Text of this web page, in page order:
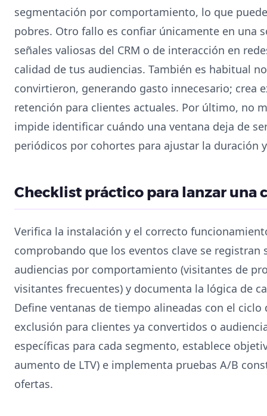
segmentación por comportamiento, lo que
pobres. Otro fallo es confiar únicamente en una
señales valiosas del CRM o de interacción en
calidad de tus audiencias. También es habitual
convirtieron, generando gasto innecesario; crea
retención para clientes actuales. Por último, no
impide identificar cuándo una ventana deja de
periódicos por cohortes para ajustar la duración
Checklist práctico para lanzar una
Verifica la instalación y el correcto
comprobando que los eventos clave se registran
audiencias por comportamiento (visitantes de
visitantes frecuentes) y documenta la lógica de
Define ventanas de tiempo alineadas con el
exclusión para clientes ya convertidos o
específicas para cada segmento, establece
aumento de LTV) e implementa pruebas A/B
ofertas.